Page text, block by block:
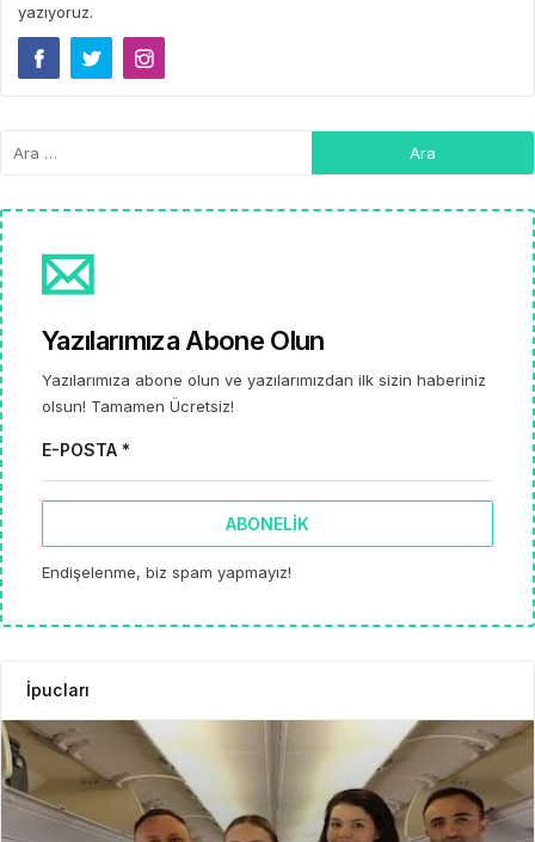
yazıyoruz.
Yazılarımıza Abone Olun
Yazılarımıza abone olun ve yazılarımızdan ilk sizin haberiniz
olsun! Tamamen Ücretsiz!
E-POSTA *
ABONELIK
Endişelenme, biz spam yapmayız!
İpucları